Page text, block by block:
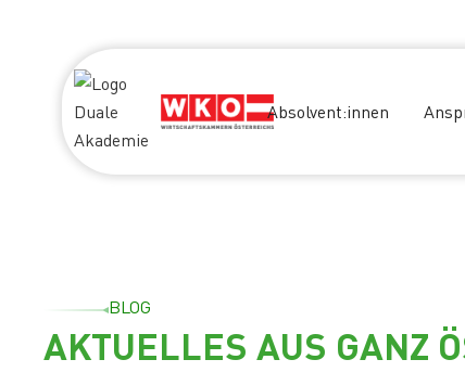
Absolvent:innen
BLOG
AKTUELLES AUS GANZ